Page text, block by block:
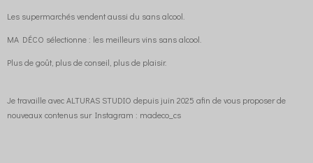
Les supermarchés vendent aussi du sans alcool.
MA DÉCO sélectionne : les meilleurs vins sans alcool.
Plus de goût, plus de conseil, plus de plaisir.
Je travaille avec ALTURAS STUDIO depuis juin 2025 afin de vous proposer de
nouveaux contenus sur Instagram : madeco_cs